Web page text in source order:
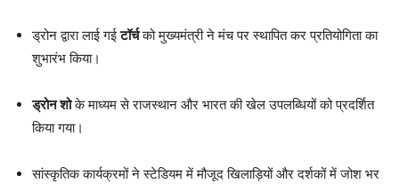
ड्रोन द्वारा लाई गईटॉर्चको मुख्यमंत्री ने मंच पर स्थापित कर प्रतियोगिता का
शुभारंभ किया।
ड्रोन शोके माध्यम से राजस्थान और भारत की खेल उपलब्धियों को प्रदर्शित
किया गया।
सांस्कृतिक कार्यक्रमों ने स्टेडियम में मौजूद खिलाड़ियों और दर्शकों में जोश भर